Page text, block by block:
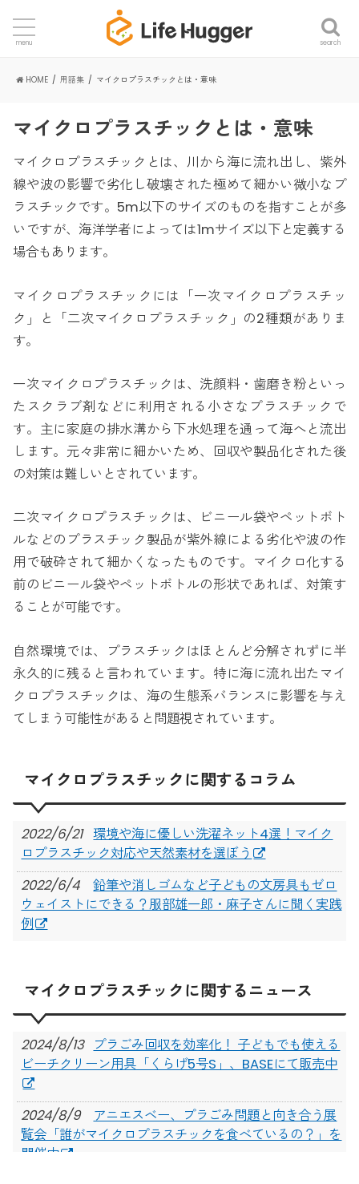
search
menu
HOME 用語集 マイクロプラスチックとは・意味
マイクロプラスチックとは・意味
マイクロプラスチックとは、川から海に流れ出し、紫外
線や波の影響で劣化し破壊された極めて細かい微小なプ
ラスチックです。5m以下のサイズのものを指すことが多
いですが、海洋学者によっては1mサイズ以下と定義する
場合もあります。
マイクロプラスチックには「一次マイクロプラスチッ
ク」と「二次マイクロプラスチック」の2種類がありま
す。
一次マイクロプラスチックは、洗顔料・歯磨き粉といっ
たスクラブ剤などに利用される小さなプラスチックで
す。主に家庭の排水溝から下水処理を通って海へと流出
します。元々非常に細かいため、回収や製品化された後
の対策は難しいとされています。
二次マイクロプラスチックは、ビニール袋やペットボト
ルなどのプラスチック製品が紫外線による劣化や波の作
用で破砕されて細かくなったものです。マイクロ化する
前のビニール袋やペットボトルの形状であれば、対策す
ることが可能です。
自然環境では、プラスチックはほとんど分解されずに半
永久的に残ると言われています。特に海に流れ出たマイ
クロプラスチックは、海の生態系バランスに影響を与え
てしまう可能性があると問題視されています。
マイクロプラスチックに関するコラム
2022/6/21 環境や海に優しい洗濯ネット4選！マイク
ロプラスチック対応や天然素材を選ぼう
2022/6/4
鉛筆や消しゴムなど子どもの文房具もゼロ
ウェイストにできる？服部雄一郎・麻子さんに聞く実践
例
見直して、エコで快適な洗濯ライフを！
2021/1/30
地球にも身体にも優しい、自然素材の布マ
スクを使ってみよう
マイクロプラスチックに関するニュース
2024/8/13 プラごみ回収を効率化！ 子どもでも使える
ビーチクリーン用具「くらげ5号S」、BASEにて販売中
2024/8/9
アニエスベー、プラごみ問題と向き合う展
覧会「誰がマイクロプラスチックを食べているの？」を
開催中